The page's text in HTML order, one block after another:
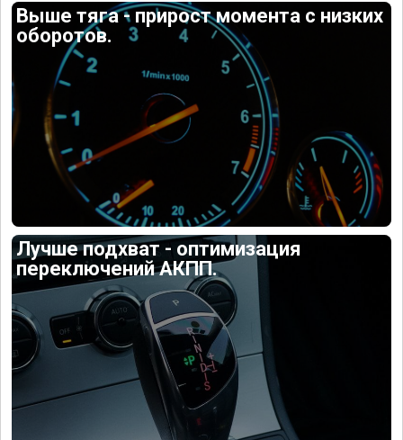
Выше тяга - прирост момента с низких
оборотов.
Лучше подхват - оптимизация
переключений АКПП.